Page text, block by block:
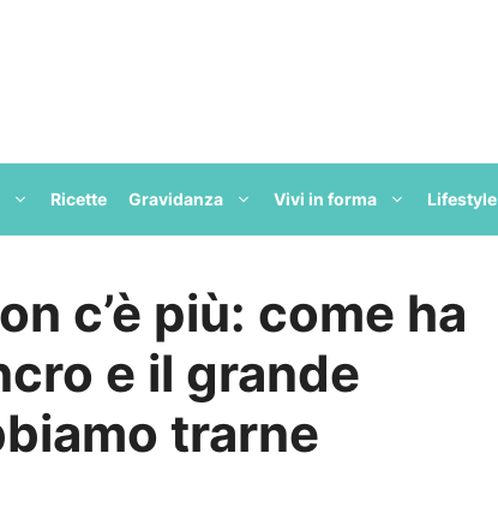
Ricette Gravidanza Vivi in forma Lifestyle
c’è più: come ha
e il grande
trarne